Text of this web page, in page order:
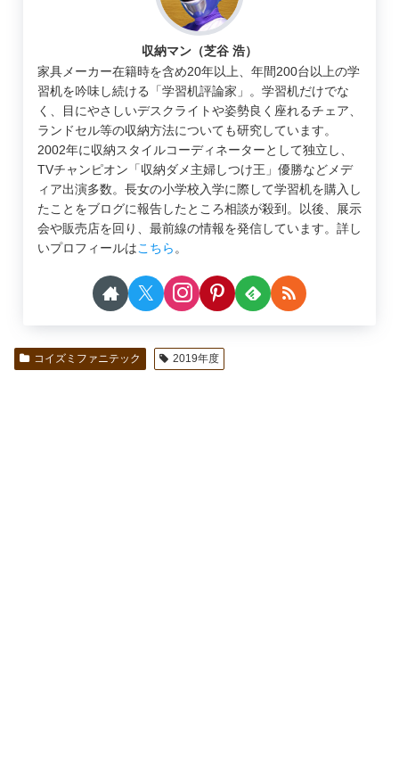
収納マン（芝谷 浩）
家具メーカー在籍時を含め20年以上、年間200台以上の学
習机を吟味し続ける「学習机評論家」。学習机だけでな
く、目にやさしいデスクライトや姿勢良く座れるチェア、
ランドセル等の収納方法についても研究しています。
2002年に収納スタイルコーディネーターとして独立し、
TVチャンピオン「収納ダメ主婦しつけ王」優勝などメデ
ィア出演多数。長女の小学校入学に際して学習机を購入し
たことをブログに報告したところ相談が殺到。以後、展示
会や販売店を回り、最前線の情報を発信しています。詳し
いプロフィールはこちら 。
コイズミファニテック 2019年度